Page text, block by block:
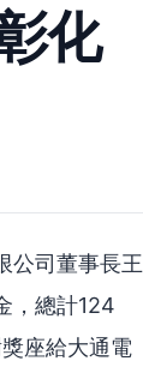
化
公司董事長王
，總計124
座給大通電